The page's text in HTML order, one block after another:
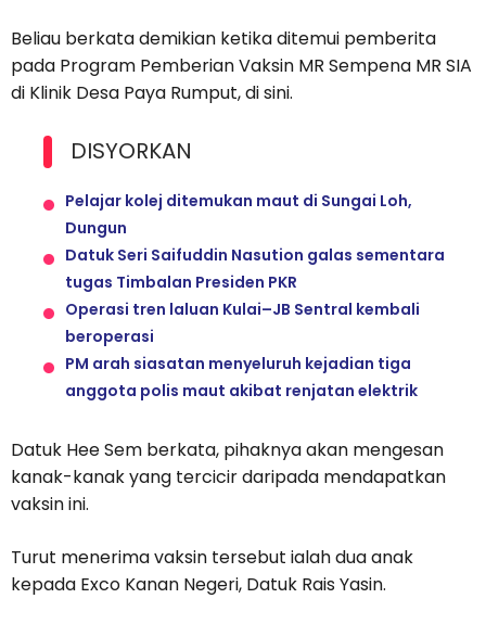
Beliau berkata demikian ketika ditemui pemberita
pada Program Pemberian Vaksin MR Sempena MR SIA
di Klinik Desa Paya Rumput, di sini.
DISYORKAN
Pelajar kolej ditemukan maut di Sungai Loh,
Dungun
Datuk Seri Saifuddin Nasution galas sementara
tugas Timbalan Presiden PKR
Operasi tren laluan Kulai–JB Sentral kembali
beroperasi
PM arah siasatan menyeluruh kejadian tiga
anggota polis maut akibat renjatan elektrik
Datuk Hee Sem berkata, pihaknya akan mengesan
kanak-kanak yang tercicir daripada mendapatkan
vaksin ini.
Turut menerima vaksin tersebut ialah dua anak
kepada Exco Kanan Negeri, Datuk Rais Yasin.